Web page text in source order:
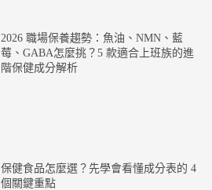
2026 職場保養趨勢：魚油、NMN、藍
莓、GABA怎麼挑？5 款適合上班族的進
階保健成分解析
保健食品怎麼選？先學會看懂成分表的 4
個關鍵重點